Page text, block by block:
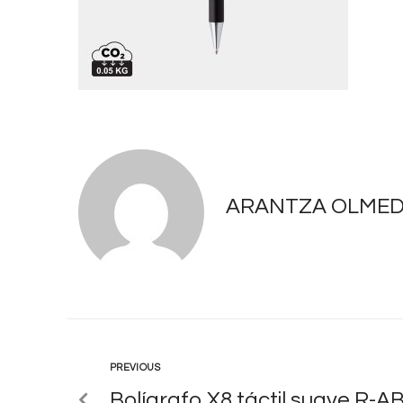
ARANTZA
PREVIOUS